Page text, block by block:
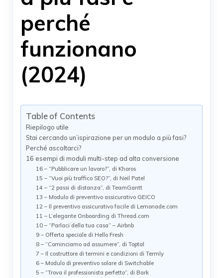
perché
funzionano
(2024)
Table of Contents
Riepilogo utile
Stai cercando un’ispirazione per un modulo a più fasi?
Perché ascoltarci?
16 esempi di moduli multi-step ad alta conversione
16 – “Pubblicare un lavoro?”, di Khoros
15 – “Vuoi più traffico SEO?”, di Neil Patel
14 – “2 passi di distanza”, di TeamGantt
13 – Modulo di preventivo assicurativo GEICO
12 – Il preventivo assicurativo facile di Lemonade.com
11 – L’elegante Onboarding di Thread.com
10 – “Parlaci della tua casa” – Airbnb
9 – Offerta speciale di Hello Fresh
8 – “Cominciamo ad assumere”, di Toptal
7 – Il costruttore di termini e condizioni di Termly
6 – Modulo di preventivo solare di Switchable
5 – “Trova il professionista perfetto”, di Bark